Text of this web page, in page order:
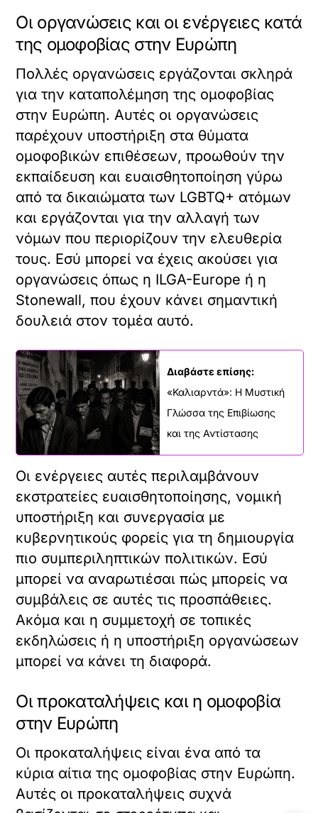
Οι οργανώσεις και οι ενέργειες κατά
της ομοφοβίας στην Ευρώπη
Πολλές οργανώσεις εργάζονται σκληρά
για την καταπολέμηση της ομοφοβίας
στην Ευρώπη. Αυτές οι οργανώσεις
παρέχουν υποστήριξη στα θύματα
ομοφοβικών επιθέσεων, προωθούν την
εκπαίδευση και ευαισθητοποίηση γύρω
από τα δικαιώματα των LGBTQ+ ατόμων
και εργάζονται για την αλλαγή των
νόμων που περιορίζουν την ελευθερία
τους. Εσύ μπορεί να έχεις ακούσει για
οργανώσεις όπως η ILGA-Europe ή η
Stonewall, που έχουν κάνει σημαντική
δουλειά στον τομέα αυτό.
Διαβάστε επίσης:
«Καλιαρντά»: Η Μυστική
Γλώσσα της Επιβίωσης
και της Αντίστασης
Οι ενέργειες αυτές περιλαμβάνουν
εκστρατείες ευαισθητοποίησης, νομική
υποστήριξη και συνεργασία με
κυβερνητικούς φορείς για τη δημιουργία
πιο συμπεριληπτικών πολιτικών. Εσύ
μπορεί να αναρωτιέσαι πώς μπορείς να
συμβάλεις σε αυτές τις προσπάθειες.
Ακόμα και η συμμετοχή σε τοπικές
εκδηλώσεις ή η υποστήριξη οργανώσεων
μπορεί να κάνει τη διαφορά.
Οι προκαταλήψεις και η ομοφοβία
στην Ευρώπη
Οι προκαταλήψεις είναι ένα από τα
κύρια αίτια της ομοφοβίας στην Ευρώπη.
Αυτές οι προκαταλήψεις συχνά